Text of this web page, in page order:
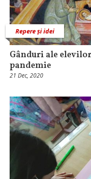
Repere și idei
Gânduri ale
pandemie
21 Dec, 2020